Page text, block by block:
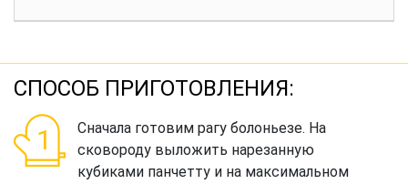
СПОСОБ ПРИГОТОВЛЕНИЯ:
Сначала готовим рагу болоньезе. На
сковороду выложить нарезанную
кубиками панчетту и на максимальном